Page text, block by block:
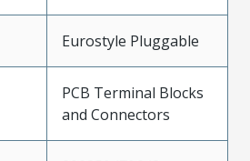
Eurostyle Pluggable
PCB Terminal Blocks
and Connectors